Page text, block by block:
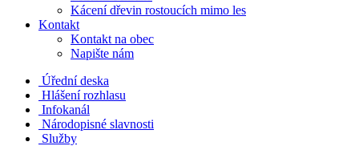
Kácení dřevin rostoucích mimo les
Kontakt
Kontakt na obec
Napište nám
Úřední deska
Hlášení rozhlasu
Infokanál
Národopisné slavnosti
Služby